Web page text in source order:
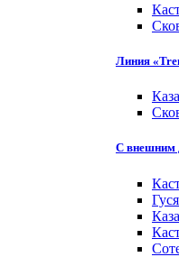
Линия
С внешним